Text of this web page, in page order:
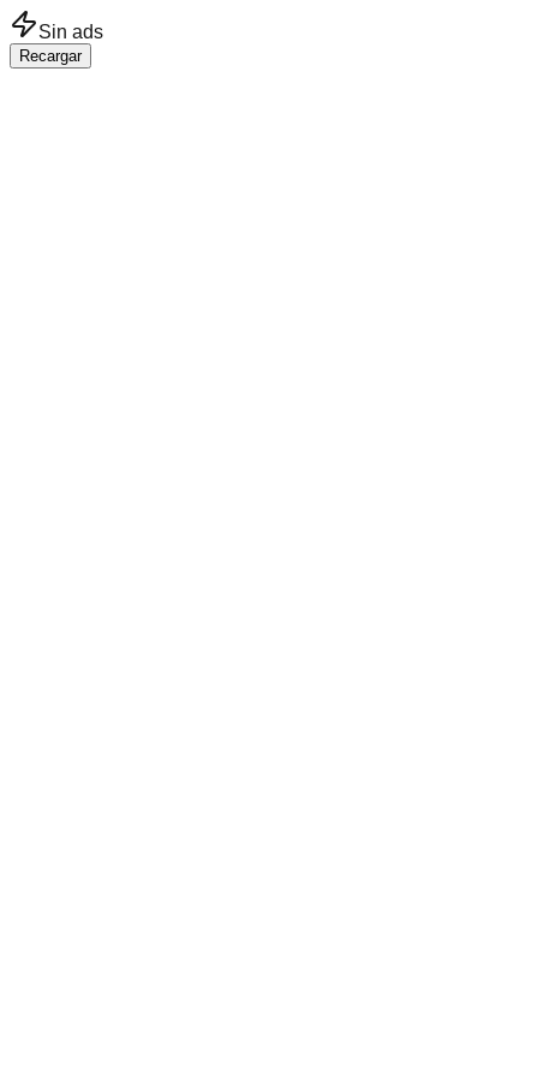
Saltar al contenido principal
Sin ads
Recargar